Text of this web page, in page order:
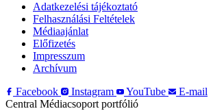
Adatkezelési tájékoztató
Felhasználási Feltételek
Médiaajánlat
Előfizetés
Impresszum
Archívum
Facebook
Instagram YouTube
E-mail
Central Médiacsoport portfólió